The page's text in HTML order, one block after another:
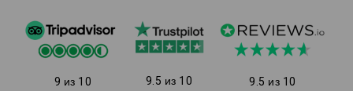
9 из 10 9.5 из 10 9.5 из 10